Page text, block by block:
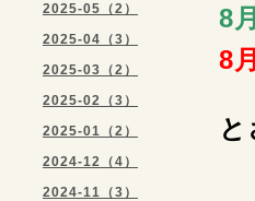
2025-05（2）
2025-04（3）
2025-03（2）
2025-02（3）
2025-01（2）
2024-12（4）
2024-11（3）
8
8